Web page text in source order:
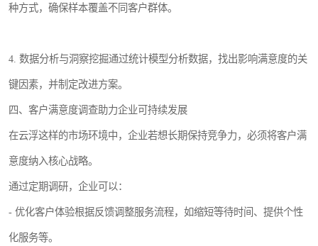
种方式，确保样本覆盖不同客户群体。
4. 数据分析与洞察挖掘通过统计模型分析数据，找出影响满意度的关
键因素，并制定改进方案。
四、客户满意度调查助力企业可持续发展
在云浮这样的市场环境中，企业若想长期保持竞争力，必须将客户满
意度纳入核心战略。
通过定期调研，企业可以：
- 优化客户体验根据反馈调整服务流程，如缩短等待时间、提供个性
化服务等。